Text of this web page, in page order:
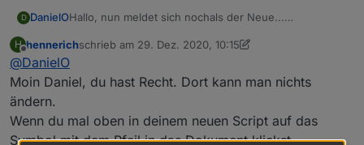
D DanielOHallo, nun meldet sich nochals der Neue...
Script:
Hier ist im Spoiler ja ein fixfertiges Script. Wenn ich ein
neues Blockly öffne und das Ansichtsfenster von
Das Script kann ich aber leider nicht importieren, weil
man nur Lese-Rechte im Ansichtsfenster vom Blockly
H
Offline
hennerichschrieb am 29. Dez. 2020, 10:15
zuletzt editiert von hennerich
@DanielO
Moin Daniel, du hast Recht. Dort kann man nichts
ändern.
Wenn du mal oben in deinem neuen Script auf das
Symbol mit dem Pfeil in das Dokument klickst